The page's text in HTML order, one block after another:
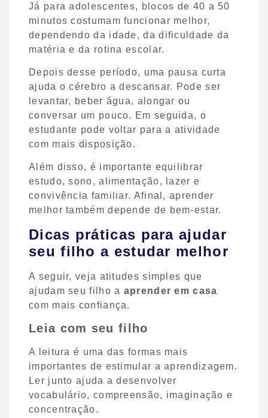
Já para adolescentes, blocos de 40 a 50
minutos costumam funcionar melhor,
dependendo da idade, da dificuldade da
matéria e da rotina escolar.
Depois desse período, uma pausa curta
ajuda o cérebro a descansar. Pode ser
levantar, beber água, alongar ou
conversar um pouco. Em seguida, o
estudante pode voltar para a atividade
com mais disposição.
Além disso, é importante equilibrar
estudo, sono, alimentação, lazer e
convivência familiar. Afinal, aprender
melhor também depende de bem-estar.
Dicas práticas para ajudar
seu filho a estudar melhor
A seguir, veja atitudes simples que
ajudam seu filho a aprender em casa
com mais confiança.
Leia com seu filho
A leitura é uma das formas mais
importantes de estimular a aprendizagem.
Ler junto ajuda a desenvolver
vocabulário, compreensão, imaginação e
concentração.